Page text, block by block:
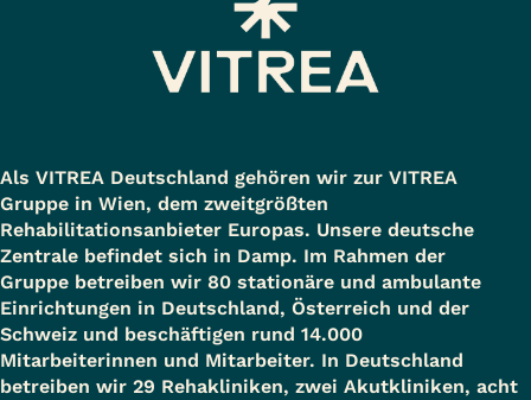
Als VITREA Deutschland gehören wir zur VITREA
Gruppe in Wien, dem zweitgrößten
Rehabilitationsanbieter Europas. Unsere deutsche
Zentrale befindet sich in Damp. Im Rahmen der
Gruppe betreiben wir 80 stationäre und ambulante
Einrichtungen in Deutschland, Österreich und der
Schweiz und beschäftigen rund 14.000
Mitarbeiterinnen und Mitarbeiter. In Deutschland
betreiben wir 29 Rehakliniken, zwei Akutkliniken, acht